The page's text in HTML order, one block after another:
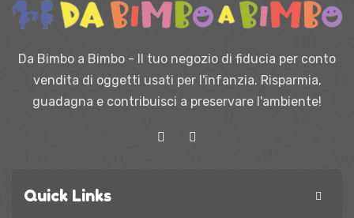
Da Bimbo a Bimbo - Il tuo negozio di fiducia per conto
vendita di oggetti usati per l'infanzia. Risparmia,
guadagna e contribuisci a preservare l'ambiente!
Quick Links